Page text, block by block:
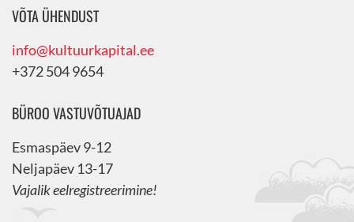
VÕTA ÜHENDUST
info@kultuurkapital.ee
+372 504 9654
BÜROO VASTUVÕTUAJAD
Esmaspäev 9-12
Neljapäev 13-17
Vajalik eelregistreerimine!